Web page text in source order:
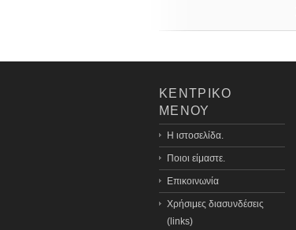
ΚΕΝΤΡΙΚΟ
ΜΕΝΟΥ
Η ιστοσελίδα.
Ποιοι είμαστε.
Επικοινωνία
Χρήσιμες διασυνδέσεις
(links)